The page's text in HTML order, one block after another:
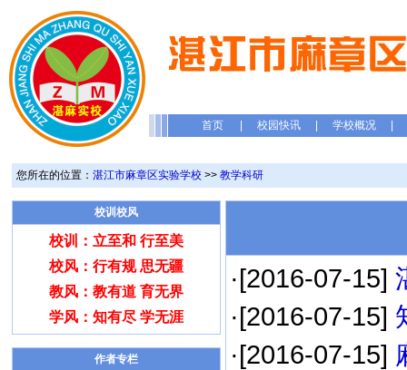
首页 校园快讯 学校概况
您所在的位置： 湛江市麻章区实验学校 >> 教学科研
校训校风
校训：立至和 行至美
校风：行有规 思无疆
教风：教有道 育无界
学风：知有尽 学无涯
作者专栏
·[2016-07-15]
·[2016-07-15]
·[2016-07-15]